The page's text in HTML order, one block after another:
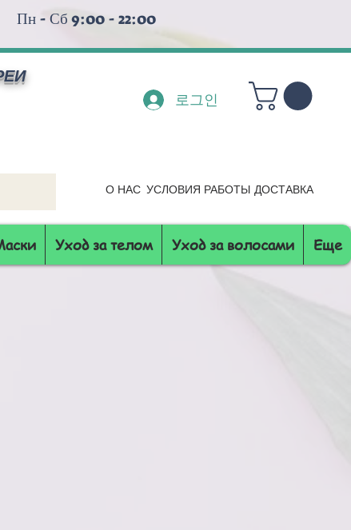
Пн - Сб 9:00 - 22:00
로그인
О НАС УСЛОВИЯ РАБОТЫ ДОСТАВКА
Уход за телом Уход за волосами Еще